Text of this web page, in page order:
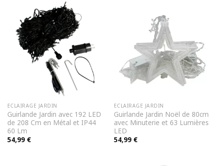
ECLAIRAGE JARDIN
Guirlande Jardin avec 192 LED
de 208 Cm en Métal et IP44
60 Lm
54,99 €
ECLAIRAGE JARDIN
Guirlande Jardin Noël de 80cm
avec Minuterie et 63 Lumières
LED
54,99 €